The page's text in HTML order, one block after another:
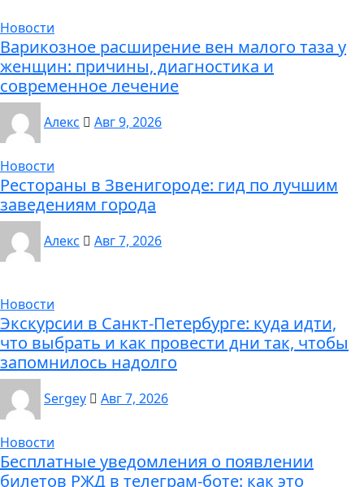
Новости
Варикозное расширение вен малого таза у
женщин: причины, диагностика и
современное лечение
Алекс Авг 9, 2026
Новости
Рестораны в Звенигороде: гид по лучшим
заведениям города
Алекс Авг 7, 2026
Новости
Экскурсии в Санкт-Петербурге: куда идти,
что выбрать и как провести дни так, чтобы
запомнилось надолго
Sergey Авг 7, 2026
Новости
Бесплатные уведомления о появлении
билетов РЖД в телеграм-боте: как это